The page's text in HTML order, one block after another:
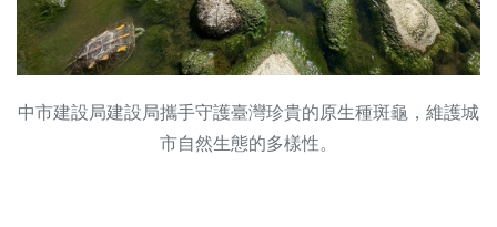
中市建設局建設局攜手守護臺灣珍貴的原生種斑龜，維護城
市自然生態的多樣性。